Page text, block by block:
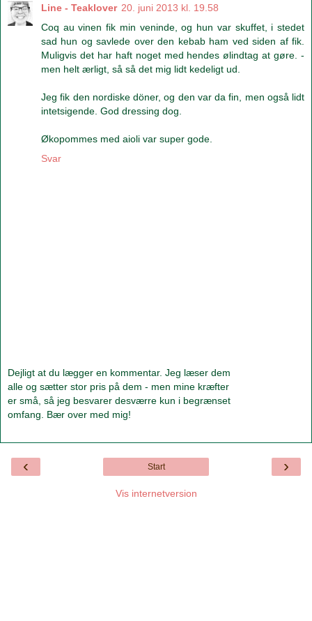
Line - Teaklover 20. juni 2013 kl. 19.58
Coq au vinen fik min veninde, og hun var skuffet, i stedet
sad hun og savlede over den kebab ham ved siden af fik.
Muligvis det har haft noget med hendes ølindtag at gøre. -
men helt ærligt, så så det mig lidt kedeligt ud.
Jeg fik den nordiske döner, og den var da fin, men også lidt
intetsigende. God dressing dog.
Økopommes med aioli var super gode.
Svar
Dejligt at du lægger en kommentar. Jeg læser dem
alle og sætter stor pris på dem - men mine kræfter
er små, så jeg besvarer desværre kun i begrænset
omfang. Bær over med mig!
‹ ›
Start
Vis internetversion